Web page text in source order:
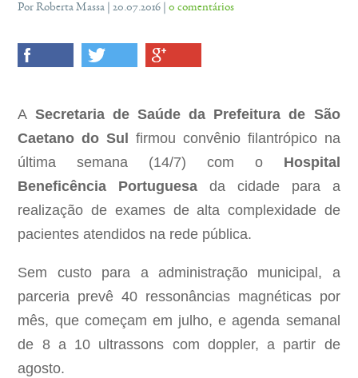
Por Roberta Massa | 20.07.2016 |0 comentários
A Secretaria de Saúde da Prefeitura de São
Caetano do Sul
firmou convênio filantrópico na
última semana (14/7) com o Hospital
Beneficência Portuguesa da cidade para a
realização de exames de alta complexidade de
pacientes atendidos na rede pública.
Sem custo para a administração municipal, a
parceria prevê 40 ressonâncias magnéticas por
mês, que começam em julho, e agenda semanal
de 8 a 10 ultrassons com doppler, a partir de
agosto.